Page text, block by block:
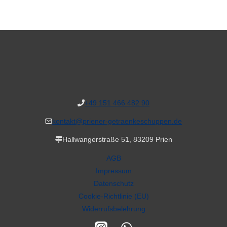
+49 151 466 482 90
kontakt@priener-getraenkeschuppen.de
Hallwangerstraße 51, 83209 Prien
AGB
Impressum
Datenschutz
Cookie-Richtlinie (EU)
Widerrufsbelehrung